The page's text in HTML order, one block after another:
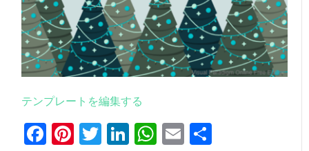
テンプレートを編集する
Facebook
Pinterest
Twitter
LinkedIn
WhatsApp
Email